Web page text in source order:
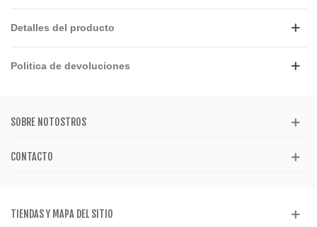
Detalles del producto
Politica de devoluciones
SOBRE NOTOSTROS
CONTACTO
TIENDAS Y MAPA DEL SITIO